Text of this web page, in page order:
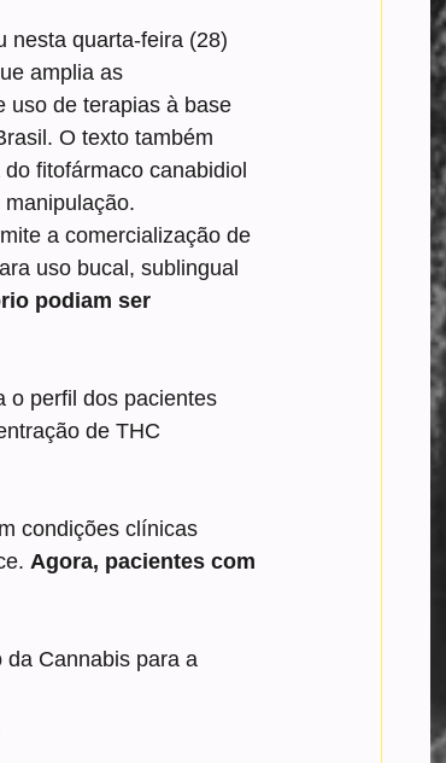
nesta quarta-feira (28)
amplia as
uso de terapias à base
O texto também
fitofármaco canabidiol
a comercialização de
uso bucal, sublingual
podiam ser
o perfil dos pacientes
de THC
condições clínicas
Agora, pacientes com
da Cannabis para a